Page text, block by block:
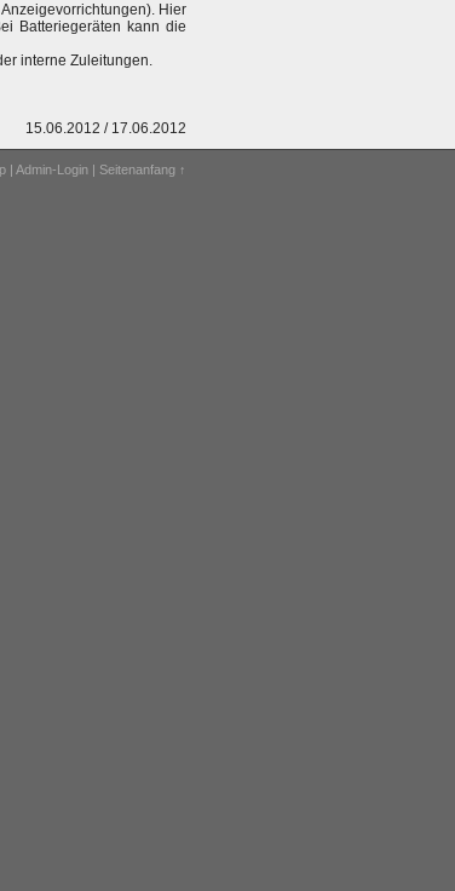
Hier
Batteriegeräten kann die
interne Zuleitungen.
15.06.2012 / 17.06.2012
| Admin-Login | Seitenanfang ↑